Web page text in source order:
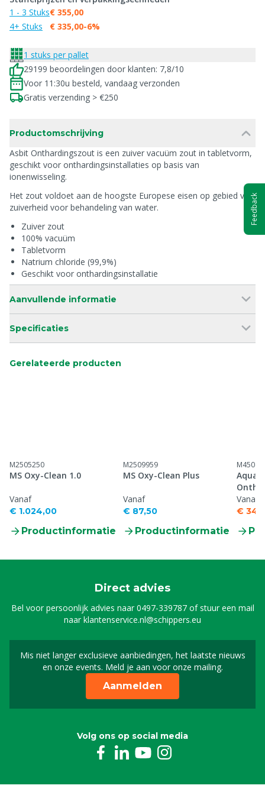
1 - 3 Stuks
4+ Stuks
€ 355,00
€ 335,00-6%
1 stuks per pallet
29199 beoordelingen door klanten: 7,8/10
Voor 11:30u besteld, vandaag verzonden
Gratis verzending > €250
Productomschrijving
Asbit Onthardingszout is een zuiver vacuüm zout in tabletvorm,
geschikt voor onthardingsinstallaties op basis van
ionenwisseling.
Het zout voldoet aan de hoogste Europese eisen op gebied van
zuiverheid voor behandeling van water.
Zuiver zout
100% vacuüm
Tabletvorm
Natrium chloride (99,9%)
Geschikt voor onthardingsinstallatie
Aanvullende informatie
Specificaties
Gerelateerde producten
M2505250
MS Oxy-Clean 1.0
Vanaf
€ 1.024,00
Productinformatie
M2509959
MS Oxy-Clean Plus
Vanaf
€ 87,50
Productinformatie
Aqua
Vanaf
€
Direct advies
Bel voor persoonlijk advies naar0497-339787of stuur een mail
naarklantenservice.nl@schippers.eu
Mis niet langer exclusieve aanbiedingen, het laatste nieuws
en onze events. Meld je aan voor onze mailing.
Schrijf je in voor onze
Aanmelden
Volg ons op social media
Feedback